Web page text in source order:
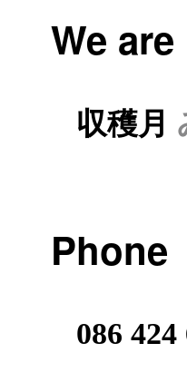
We are
収穫月
Phone
086 424